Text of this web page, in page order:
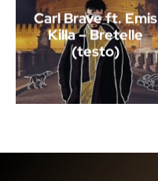
Carl Brave ft. Emis
Killa – Bretelle
(testo)